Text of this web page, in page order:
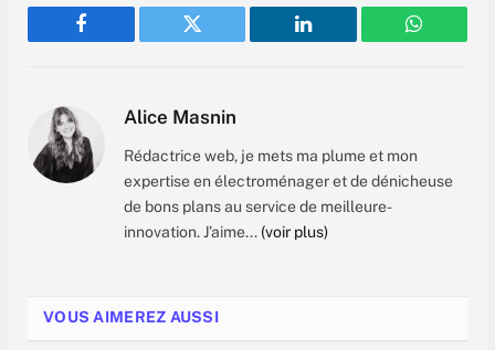
Facebook Twitter LinkedIn
Alice Masnin
Rédactrice web, je mets ma plume et mon
expertise en électroménager et de dénicheuse
de bons plans au service de meilleure-
innovation. J’aime... (voir plus)
VOUS AIMEREZ AUSSI